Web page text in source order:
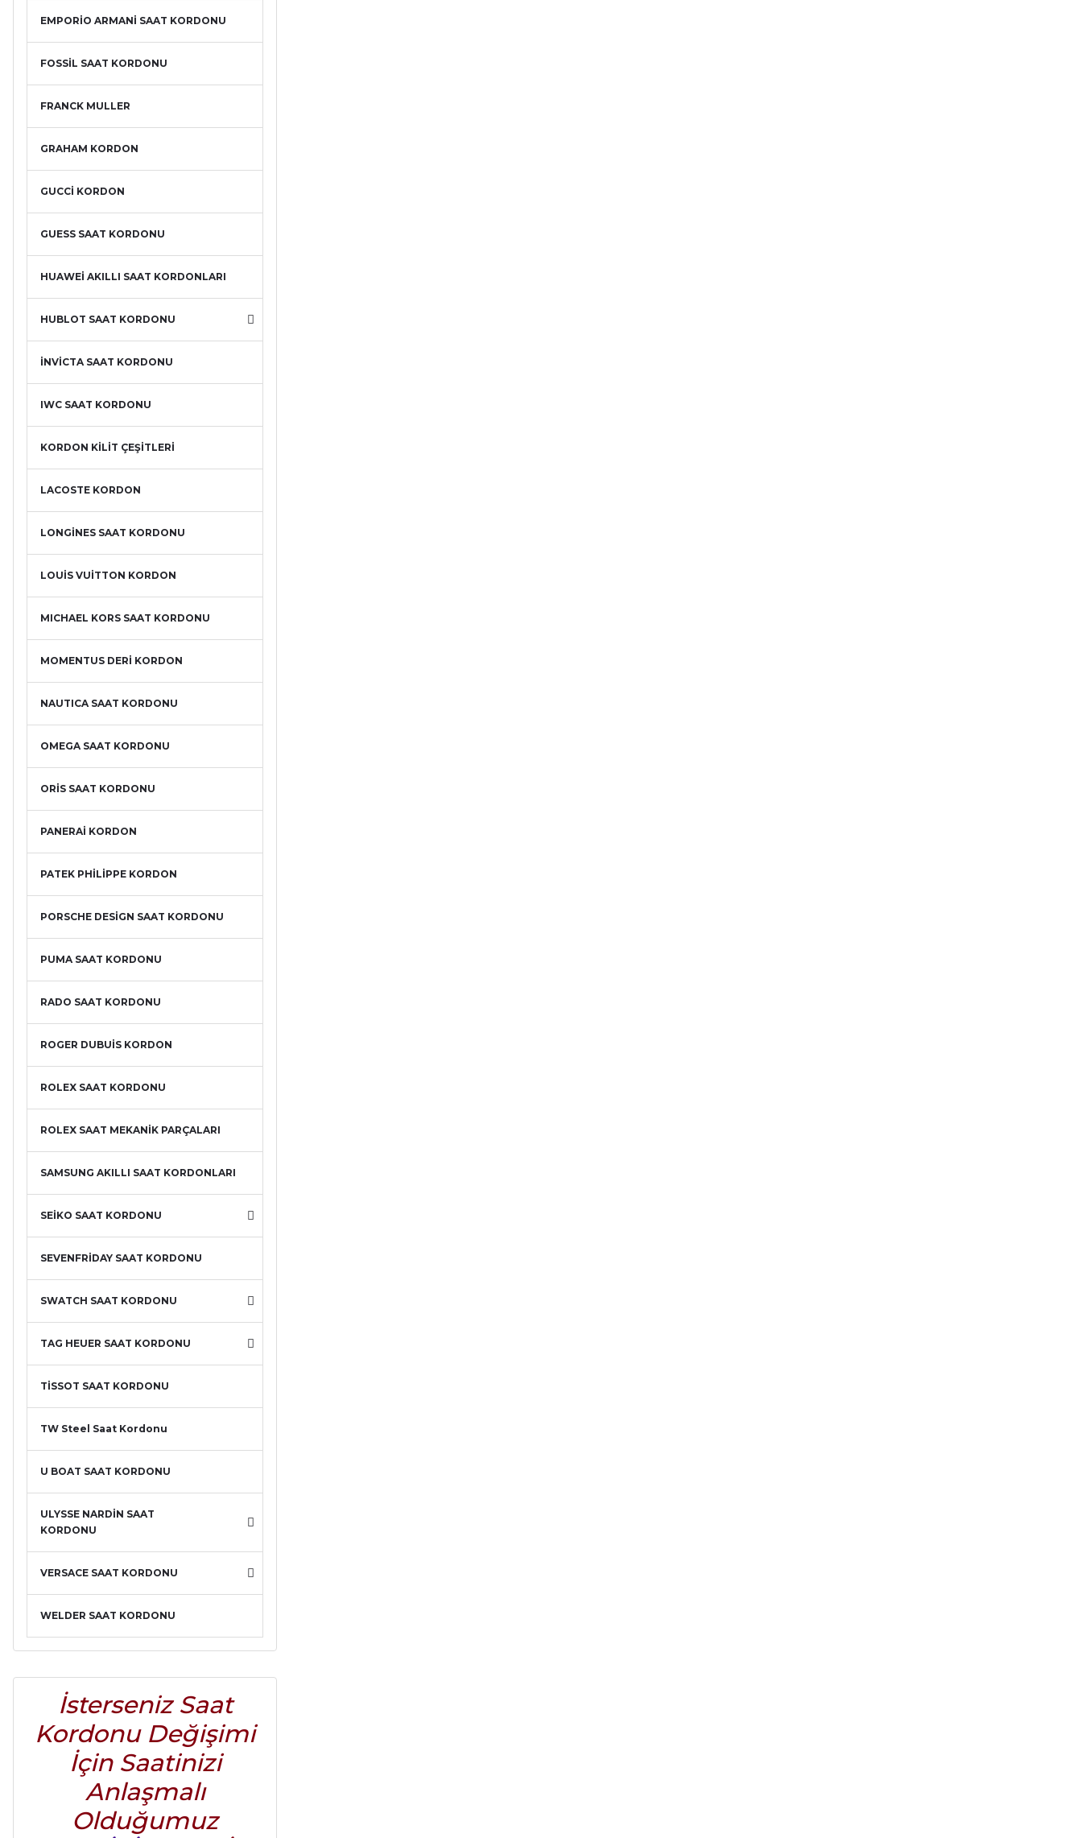
EMPORİO ARMANİ SAAT KORDONU
FOSSİL SAAT KORDONU
FRANCK MULLER
GRAHAM KORDON
GUCCİ KORDON
GUESS SAAT KORDONU
HUAWEİ AKILLI SAAT KORDONLARI
HUBLOT SAAT KORDONU
İNVİCTA SAAT KORDONU
IWC SAAT KORDONU
KORDON KİLİT ÇEŞİTLERİ
LACOSTE KORDON
LONGİNES SAAT KORDONU
LOUİS VUİTTON KORDON
MICHAEL KORS SAAT KORDONU
MOMENTUS DERİ KORDON
NAUTICA SAAT KORDONU
OMEGA SAAT KORDONU
ORİS SAAT KORDONU
PANERAİ KORDON
PATEK PHİLİPPE KORDON
PORSCHE DESİGN SAAT KORDONU
PUMA SAAT KORDONU
RADO SAAT KORDONU
ROGER DUBUİS KORDON
ROLEX SAAT KORDONU
ROLEX SAAT MEKANİK PARÇALARI
SAMSUNG AKILLI SAAT KORDONLARI
SEİKO SAAT KORDONU
SEVENFRİDAY SAAT KORDONU
SWATCH SAAT KORDONU
TAG HEUER SAAT KORDONU
TİSSOT SAAT KORDONU
TW Steel Saat Kordonu
U BOAT SAAT KORDONU
ULYSSE NARDİN SAAT
KORDONU
VERSACE SAAT KORDONU
WELDER SAAT KORDONU
İsterseniz Saat
Kordonu Değişimi
İçin Saatinizi
Anlaşmalı
Olduğumuz